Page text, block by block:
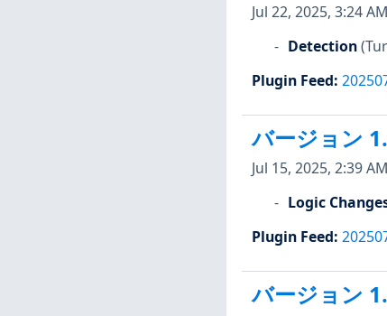
Jul 22, 2025, 3:24 AM
Detection
Plugin Feed:
バージョン
Jul 15, 2025, 2:39 AM
Logic
Plugin Feed:
バージョン